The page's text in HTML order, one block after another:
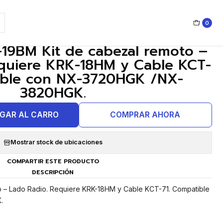
0
Kit de cabezal remoto –
KRK-18HM y Cable KCT-
con NX-3720HGK /NX-
3820HGK.
AL CARRO COMPRAR AHORA
Mostrar stock de ubicaciones
COMPARTIR ESTE PRODUCTO
DESCRIPCIÓN
Lado Radio. Requiere KRK-18HM y Cable KCT-71. Compatible